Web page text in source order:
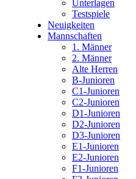
Unterlagen
Testspiele
Neuigkeiten
Mannschaften
1. Männer
2. Männer
Alte Herren
B-Junioren
C1-Junioren
C2-Junioren
D1-Junioren
D2-Junioren
D3-Junioren
E1-Junioren
E2-Junioren
F1-Junioren